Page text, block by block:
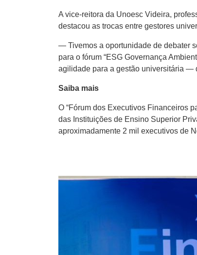
A vice-reitora da Unoesc Videira,
destacou as trocas entre gestores
— Tivemos a oportunidade de debater
para o fórum “ESG Governança
agilidade para a gestão universitária —
Saiba mais
O “Fórum dos Executivos Financeiros
das Instituições de Ensino Superior
aproximadamente 2 mil executivos de